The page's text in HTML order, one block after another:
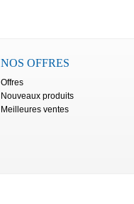
NOS OFFRES
Offres
Nouveaux produits
Meilleures ventes